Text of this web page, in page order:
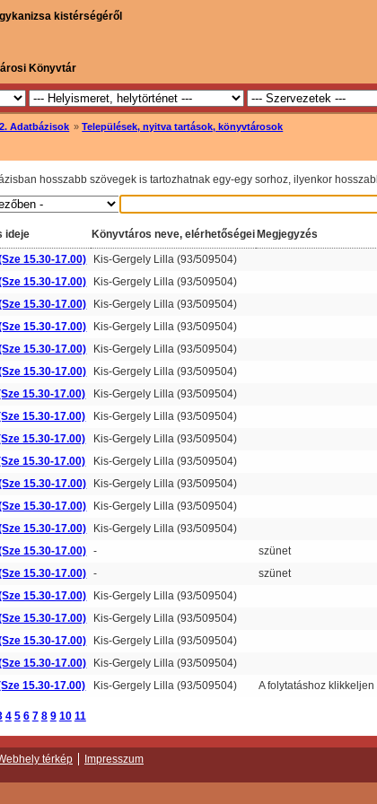
kistérségéről
Könyvtár
2. Adatbázisok »Települések, nyitva tartások, könyvtárosok
hosszabb szövegek is tartozhatnak egy-egy sorhoz, ilyenkor
ideje Könyvtáros neve, elérhetőségeiMegjegyzés
15.30-17.00)
Kis-Gergely Lilla (93/509504)
15.30-17.00)
Kis-Gergely Lilla (93/509504)
15.30-17.00)
Kis-Gergely Lilla (93/509504)
15.30-17.00)
Kis-Gergely Lilla (93/509504)
15.30-17.00)
Kis-Gergely Lilla (93/509504)
15.30-17.00)
Kis-Gergely Lilla (93/509504)
15.30-17.00)
Kis-Gergely Lilla (93/509504)
15.30-17.00)
Kis-Gergely Lilla (93/509504)
15.30-17.00)
Kis-Gergely Lilla (93/509504)
15.30-17.00)
Kis-Gergely Lilla (93/509504)
15.30-17.00)
Kis-Gergely Lilla (93/509504)
15.30-17.00)
Kis-Gergely Lilla (93/509504)
15.30-17.00)
Kis-Gergely Lilla (93/509504)
15.30-17.00)
-
szünet
15.30-17.00)
-
szünet
15.30-17.00)
Kis-Gergely Lilla (93/509504)
15.30-17.00)
Kis-Gergely Lilla (93/509504)
15.30-17.00)
Kis-Gergely Lilla (93/509504)
15.30-17.00)
Kis-Gergely Lilla (93/509504)
15.30-17.00)
Kis-Gergely Lilla (93/509504) A folytatáshoz
4 5 6 7 8 9 10 11
térkép Impresszum